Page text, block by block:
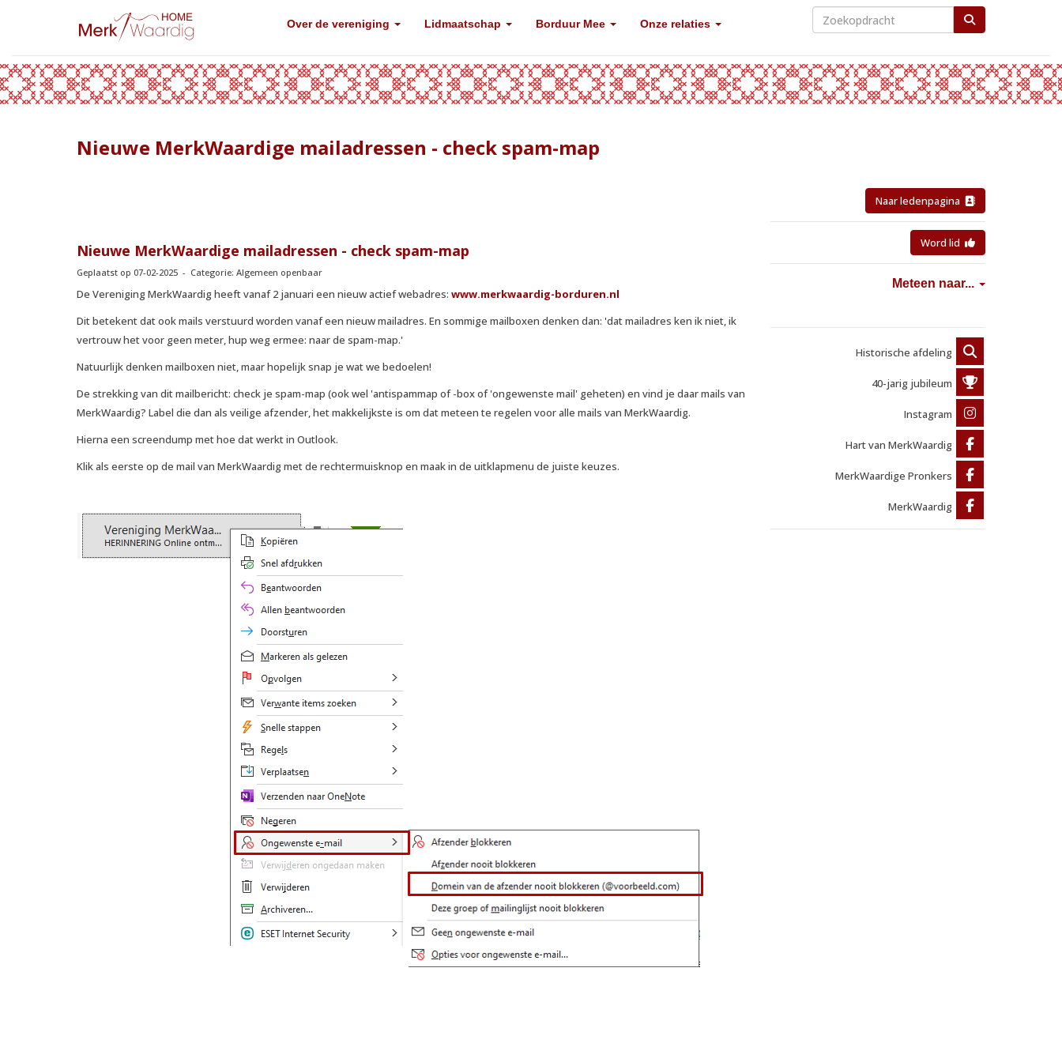
Over de vereniging Lidmaatschap Borduur Mee Onze relaties
Nieuwe MerkWaardige mailadressen - check spam-map
Nieuwe MerkWaardige mailadressen - check spam-map
Geplaatst op 07-02-2025 - Categorie: Algemeen openbaar
De Vereniging MerkWaardig heeft vanaf 2 januari een nieuw actief webadres: www.merkwaardig-borduren.nl
Dit betekent dat ook mails verstuurd worden vanaf een nieuw mailadres. En sommige mailboxen denken dan: 'dat mailadres ken ik niet, ik
vertrouw het voor geen meter, hup weg ermee: naar de spam-map.'
Natuurlijk denken mailboxen niet, maar hopelijk snap je wat we bedoelen!
De strekking van dit mailbericht: check je spam-map (ook wel 'antispammap of -box of 'ongewenste mail' geheten) en vind je daar mails van
MerkWaardig? Label die dan als veilige afzender, het makkelijkste is om dat meteen te regelen voor alle mails van MerkWaardig.
Hierna een screendump met hoe dat werkt in Outlook.
Klik als eerste op de mail van MerkWaardig met de rechtermuisknop en maak in de uitklapmenu de juiste keuzes.
Naar ledenpagina
Word lid
Meteen naar...
Historische afdeling
40-jarig jubileum
Instagram
Hart van MerkWaardig
MerkWaardige Pronkers
MerkWaardig